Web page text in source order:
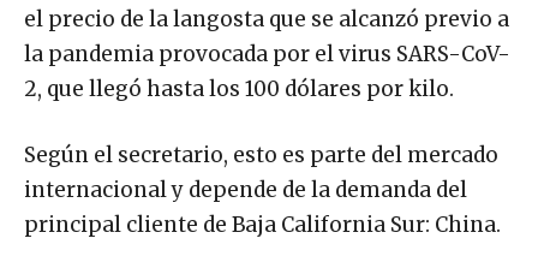
el precio de la langosta que se alcanzó previo a
la pandemia provocada por el virus SARS-CoV-
2, que llegó hasta los 100 dólares por kilo.
Según el secretario, esto es parte del mercado
internacional y depende de la demanda del
principal cliente de Baja California Sur: China.